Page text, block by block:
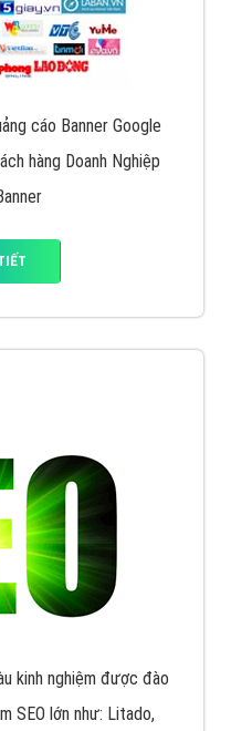
cáo Banner Google
hàng Doanh Nghiệp
kinh nghiệm được đào
SEO lớn như: Litado,